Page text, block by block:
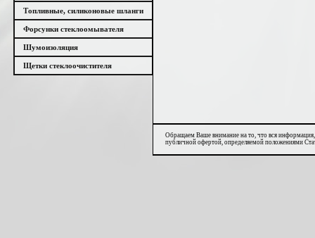
Топливные, силиконовые шланги
Форсунки стеклоомывателя
Шумоизоляция
Щетки стеклоочистителя
Обращаем Ваше внимание на то, что вся
публичной офертой, определяемой положениями